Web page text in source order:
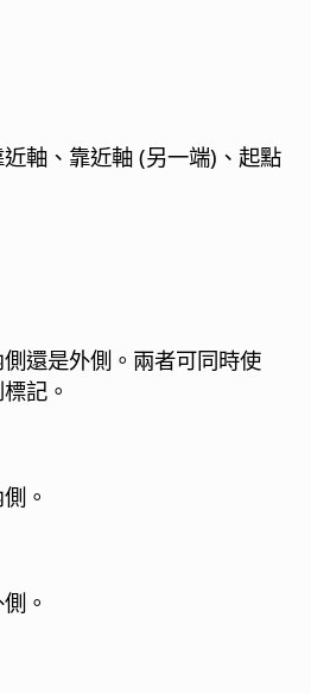
軸、靠近軸 (另一端)、起點
還是外側。兩者可同時使
記。
。
。